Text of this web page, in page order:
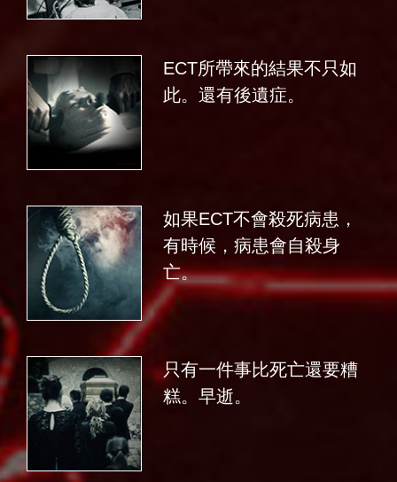
ECT所帶來的結果不只如
此。還有後遺症。
如果ECT不會殺死病患，
有時候，病患會自殺身
亡。
只有一件事比死亡還要糟
糕。早逝。